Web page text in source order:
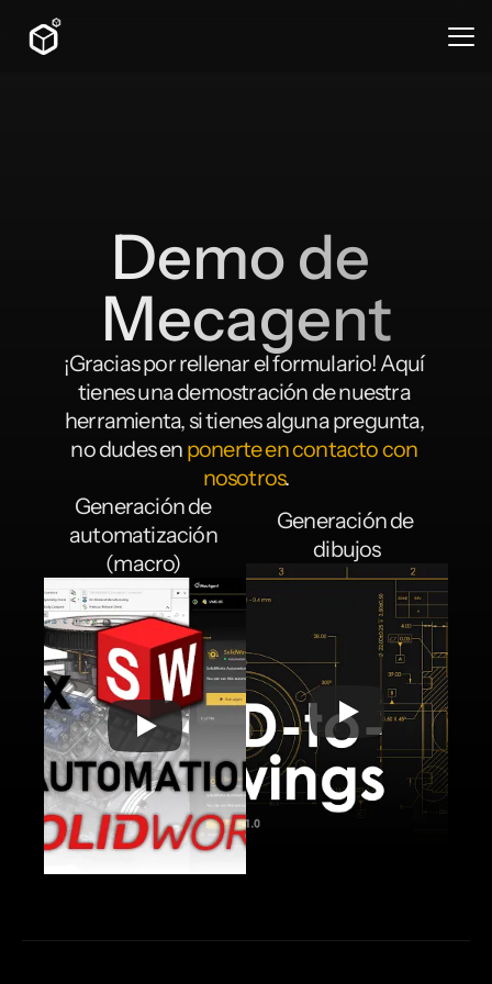
Demo de
Mecagent
¡Gracias por rellenar el formulario! Aquí
tienes una demostración de nuestra
herramienta, si tienes alguna pregunta,
no dudes en ponerte en contacto con
nosotros.
Generación de
automatización
(macro)
Generación de
dibujos